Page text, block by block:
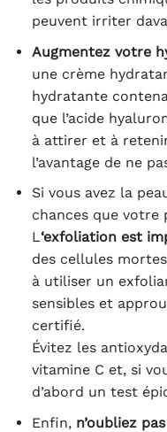
peuvent irriter
Augmentez votre
une crème
hydratante
que l’acide
à attirer et à
l’avantage de ne
Si vous avez la
chances que votre
L‘exfoliation est
des cellules
à utiliser un
sensibles et
certifié.
Évitez les
vitamine C et, si
d’abord un test
Enfin, n’oubliez